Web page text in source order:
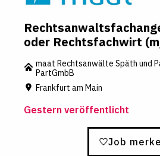
oder Rechtsfachwirt
maat Rechtsanwälte Späth und
PartGmbB
Frankfurt am Main
Gestern veröffentlicht
Job